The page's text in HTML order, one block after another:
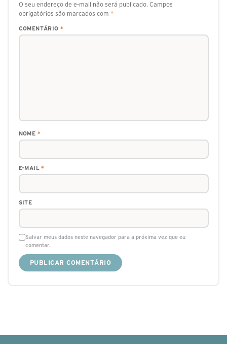
O seu endereço de e-mail não será publicado. Campos
obrigatórios são marcados com *
COMENTÁRIO *
NOME *
E-MAIL*
SITE
Salvar meus dados neste navegador para a próxima vez que eu
comentar.